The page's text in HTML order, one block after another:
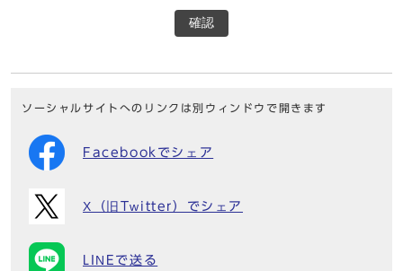
確認
ソーシャルサイトへのリンクは別ウィンドウで開きます
Facebookでシェア
X（旧Twitter）でシェア
LINEで送る